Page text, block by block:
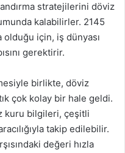
stratejilerini döviz
kalabilirler. 2145
olduğu için, iş dünyası
gerektirir.
birlikte, döviz
çok kolay bir hale geldi.
kuru bilgileri, çeşitli
takip edilebilir.
değeri hızla